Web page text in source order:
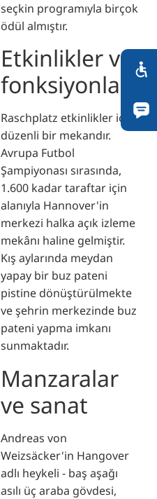
seçkin programıyla birçok
ödül almıştır.
Etkinlikler ve
fonksiyonlar
Raschplatz etkinlikler için
düzenli bir mekandır.
Avrupa Futbol
Şampiyonası sırasında,
1.600 kadar taraftar için
alanıyla Hannover'in
merkezi halka açık izleme
mekânı haline gelmiştir.
Kış aylarında meydan
yapay bir buz pateni
pistine dönüştürülmekte
ve şehrin merkezinde buz
pateni yapma imkanı
sunmaktadır.
Manzaralar
ve sanat
Andreas von
Weizsäcker'in Hangover
adlı heykeli - baş aşağı
asılı üç araba gövdesi,